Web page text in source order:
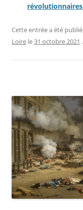
révolutionnaires
Cette entrée a été
Loire le31 octobre 2021 .